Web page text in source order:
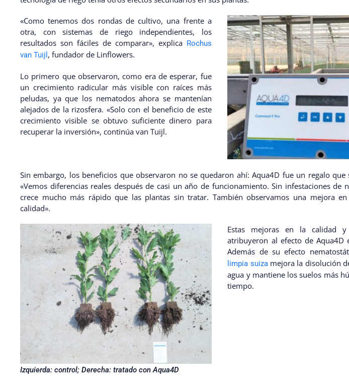
«Como tenemos dos rondas de cultivo, una frente a
otra, con sistemas de riego independientes, los
resultados son fáciles de comparar», explica Rochus
van Tuijl , fundador de Linflowers.
Lo primero que observaron, como era de esperar, fue
un crecimiento radicular más visible con raíces más
peludas, ya que los nematodos ahora se mantenían
alejados de la rizosfera. «Solo con el beneficio de este
crecimiento visible se obtuvo suficiente dinero para
recuperar la inversión», continúa van Tuijl.
Sin embargo, los beneficios que observaron no se quedaron ahí: Aqua4D fue un regalo
«Vemos diferencias reales después de casi un año de funcionamiento. Sin infestaciones de
crece mucho más rápido que las plantas sin tratar. También observamos una mejora
calidad».
Izquierda: control; Derecha: tratado con Aqua4D
Estas mejoras en la calidad
atribuyeron al efecto de Aqua4D
Además de su efecto
limpia suiza mejora la disolución
agua y mantiene los suelos más
tiempo.